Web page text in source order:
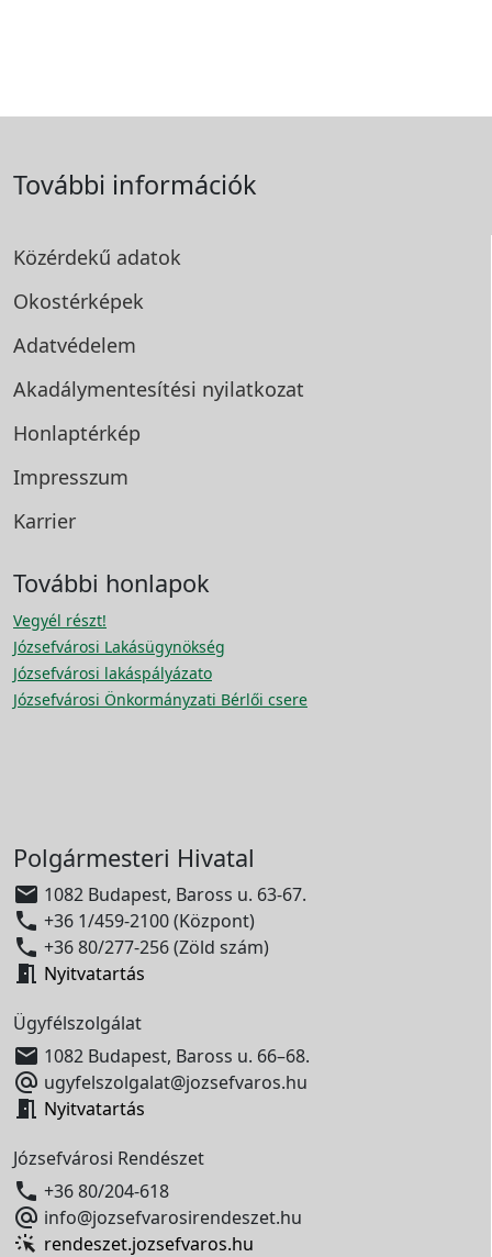
További információk
Közérdekű adatok
Okostérképek
Adatvédelem
Akadálymentesítési nyilatkozat
Honlaptérkép
Impresszum
Karrier
További honlapok
Vegyél részt!
Józsefvárosi Lakásügynökség
Józsefvárosi lakáspályázato
Józsefvárosi Önkormányzati Bérlői csere
Polgármesteri Hivatal
 1082 Budapest, Baross u. 63-67.
 +36 1/459-2100 (Központ)
 +36 80/277-256 (Zöld szám)
 Nyitvatartás
Ügyfélszolgálat
 1082 Budapest, Baross u. 66–68.
 ugyfelszolgalat@jozsefvaros.hu
 Nyitvatartás
Józsefvárosi Rendészet
 +36 80/204-618
 info@jozsefvarosirendeszet.hu
rendeszet.jozsefvaros.hu